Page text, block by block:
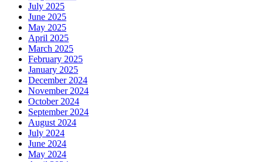
July 2025
June 2025
May 2025
April 2025
March 2025
February 2025
January 2025
December 2024
November 2024
October 2024
September 2024
August 2024
July 2024
June 2024
May 2024